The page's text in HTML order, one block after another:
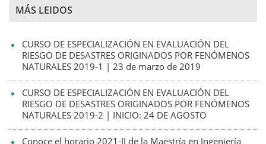
MÁS LEIDOS
CURSO DE ESPECIALIZACIÓN EN EVALUACIÓN DEL
RIESGO DE DESASTRES ORIGINADOS POR FENÓMENOS
NATURALES 2019-1 | 23 de marzo de 2019
CURSO DE ESPECIALIZACIÓN EN EVALUACIÓN DEL
RIESGO DE DESASTRES ORIGINADOS POR FENÓMENOS
NATURALES 2019-2 | INICIO: 24 DE AGOSTO
Conoce el horario 2021-II de la Maestría en Ingeniería